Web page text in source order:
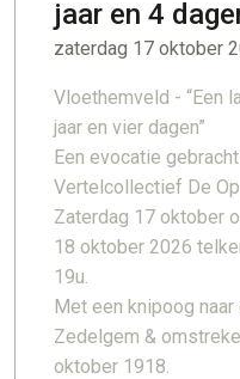
jaar en 4
zaterdag 17 oktober
Vloethemveld - “Een
jaar en vier dagen”
Een evocatie
Vertelcollectief De
Zaterdag 17 oktober
18 oktober 2026
19u.
Met een knipoog
Zedelgem &
oktober 1918.